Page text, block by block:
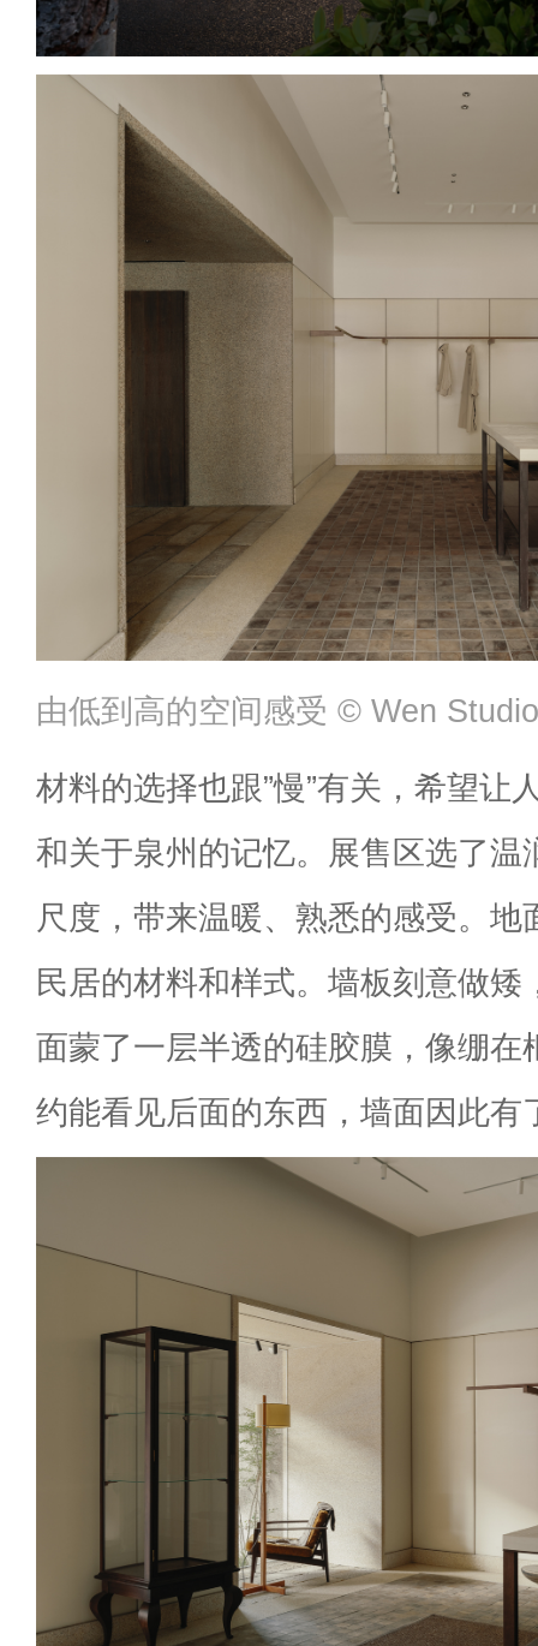
由低到高的空间感受 ©️ Wen Studio
材料的选择也跟”慢”有关，希望让
和关于泉州的记忆。展售区选了温
尺度，带来温暖、熟悉的感受。地
民居的材料和样式。墙板刻意做矮
面蒙了一层半透的硅胶膜，像绷
约能看见后面的东西，墙面因此有